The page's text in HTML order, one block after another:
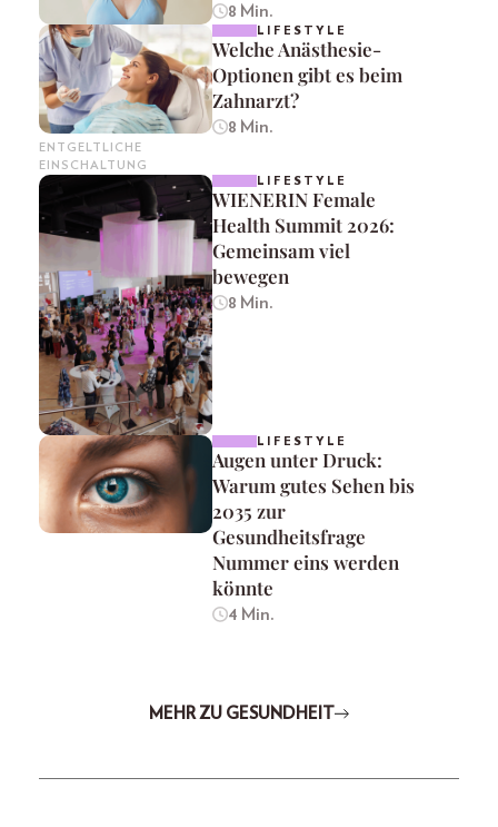
8 Min.
ENTGELTLICHE
EINSCHALTUNG
LIFESTYLE
Welche Anästhesie-
Optionen gibt es beim
Zahnarzt?
8 Min.
LIFESTYLE
WIENERIN Female
Health Summit 2026:
Gemeinsam viel
bewegen
8 Min.
LIFESTYLE
Augen unter Druck:
Warum gutes Sehen bis
2035 zur
Gesundheitsfrage
Nummer eins werden
könnte
4 Min.
MEHR ZU GESUNDHEIT